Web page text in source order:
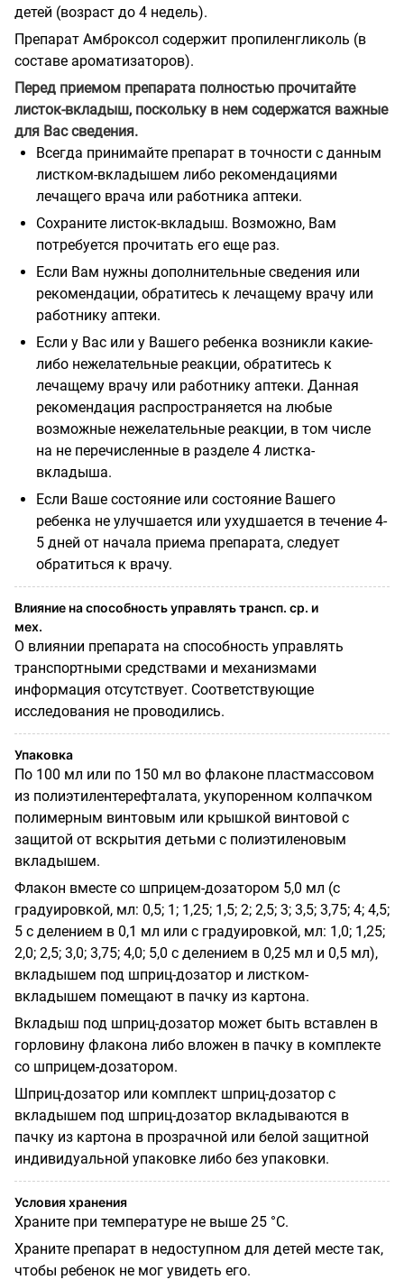
детей (возраст до 4 недель).
Препарат Амброксол содержит пропиленгликоль (в
составе ароматизаторов).
Перед приемом препарата полностью прочитайте
листок-вкладыш, поскольку в нем содержатся важные
для Вас сведения.
Всегда принимайте препарат в точности с данным
листком-вкладышем либо рекомендациями
лечащего врача или работника аптеки.
Сохраните листок-вкладыш. Возможно, Вам
потребуется прочитать его еще раз.
Если Вам нужны дополнительные сведения или
рекомендации, обратитесь к лечащему врачу или
работнику аптеки.
Если у Вас или у Вашего ребенка возникли какие-
либо нежелательные реакции, обратитесь к
лечащему врачу или работнику аптеки. Данная
рекомендация распространяется на любые
возможные нежелательные реакции, в том числе
на не перечисленные в разделе 4 листка-
вкладыша.
Если Ваше состояние или состояние Вашего
ребенка не улучшается или ухудшается в течение 4-
5 дней от начала приема препарата, следует
обратиться к врачу.
Влияние на способность управлять трансп. ср. и
мех.
О влиянии препарата на способность управлять
транспортными средствами и механизмами
информация отсутствует. Соответствующие
исследования не проводились.
Упаковка
По 100 мл или по 150 мл во флаконе пластмассовом
из полиэтилентерефталата, укупоренном колпачком
полимерным винтовым или крышкой винтовой с
защитой от вскрытия детьми с полиэтиленовым
вкладышем.
Флакон вместе со шприцем-дозатором 5,0 мл (с
градуировкой, мл: 0,5; 1; 1,25; 1,5; 2; 2,5; 3; 3,5; 3,75; 4; 4,5;
5 с делением в 0,1 мл или с градуировкой, мл: 1,0; 1,25;
2,0; 2,5; 3,0; 3,75; 4,0; 5,0 с делением в 0,25 мл и 0,5 мл),
вкладышем под шприц-дозатор и листком-
вкладышем помещают в пачку из картона.
Вкладыш под шприц-дозатор может быть вставлен в
горловину флакона либо вложен в пачку в комплекте
со шприцем-дозатором.
Шприц-дозатор или комплект шприц-дозатор с
вкладышем под шприц-дозатор вкладываются в
пачку из картона в прозрачной или белой защитной
индивидуальной упаковке либо без упаковки.
Условия хранения
Храните при температуре не выше 25 °C.
Храните препарат в недоступном для детей месте так,
чтобы ребенок не мог увидеть его.